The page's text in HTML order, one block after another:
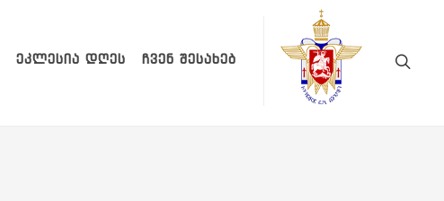
ᲔᲙᲚᲔᲡᲘᲐ ᲓᲦᲔᲡ ᲩᲕᲔᲜ ᲨᲔᲡᲐᲮᲔᲑ